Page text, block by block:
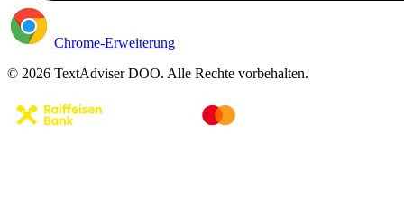
Chrome-Erweiterung
© 2026 TextAdviser DOO. Alle Rechte vorbehalten.